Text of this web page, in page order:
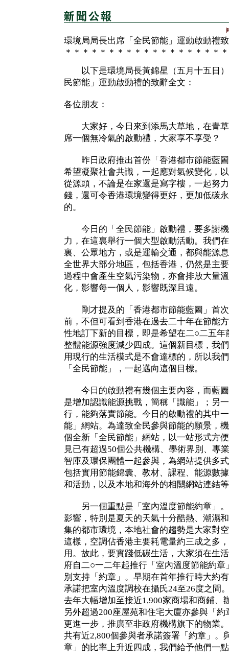
環境局局長出席「全民節能」運動啟動禮
＊＊＊＊＊＊＊＊＊＊＊＊＊＊＊＊＊＊
以下是環境局長黃錦星（五月十五日）
民節能」運動啟動禮的致辭全文：
各位朋友：
大家好，今日來到添馬大草地，在青草
席一個無冷氣的啟動禮，大家享不享受？
昨日政府推出首份「香港都市節能藍圖
希望凝聚社會共識，一起應對氣候變化，
從源頭，不論是在家還是寫字樓，一起努
錢，還可令香港環境變得更好，更加低碳
的。
今日的「全民節能」啟動禮，要多謝機
力，在這裏舉行一個大型啟動活動。我們
裏、公眾地方，或是運輸交通，都與能源
全世界大部分地區，包括香港，仍然是主
過程中會產生空氣污染物，亦會排放大量
化，影響每一個人，影響既深且遠。
剛才提及的「香港都市節能藍圖」首次
前，不但可看到香港在過去二十年在節能
性地訂下新的目標，即是希望在二○二五
整體能源強度減少四成。這個新目標，我
用現行的生活模式是不會達標的，所以我
「全民節能」，一起邁向這個目標。
今日的啟動禮有幾個主要內容，而藍圖
是增加認識能源挑戰，簡稱「識能」；另
行，能夠落實節能。今日的啟動禮的其中
能」網站。為達致全民參與節能的願景，
個全新「全民節能」網站，以一站形式方
見已有超過50個公共機構、學術界別、專
智庫及環保團體一起參與，為網站提供多
包括實用節能錦囊、教材、課程、能源數
和活動，以及本地和海外的相關網站連結
另一個重點是「室內溫度節能約章」。
影響，特別是夏天的天氣十分酷熱、潮濕
集的都市環境，本地社會的趨勢是大家對
這樣，空調佔香港主要耗電量約三成之多
用。故此，要實踐低碳生活，大家須在生
府自二○一二年起推行「室內溫度節能約
別支持「約章」。早期在首年推行時大約
承諾把室內溫度調校在攝氏24至26度之間
去年大幅增加至接近1,900家商場和商鋪、
另外超過200座屋苑和住宅大廈亦參與「
更進一步，推廣至非政府機構旗下的物業
共有近2,800個參與者承諾簽署「約章」。
章」的比率上升近四成，我們給予他們一